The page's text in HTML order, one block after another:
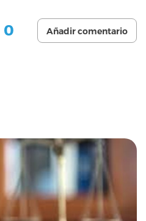
0 Añadir comentario